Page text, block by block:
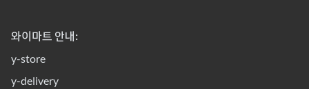
와이마트 안내:
y-store
y-delivery